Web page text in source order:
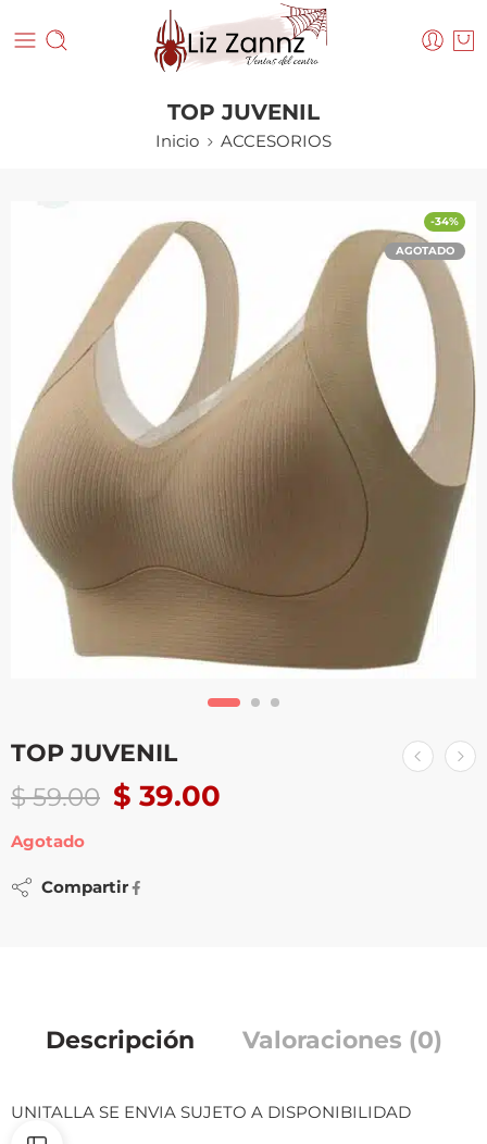
TOP JUVENIL
Inicio ACCESORIOS
-34%
AGOTADO
TOP JUVENIL
$59.00 $ 39.00
Agotado
Compartir
Descripción Valoraciones (0)
UNITALLA SE ENVIA SUJETO A DISPONIBILIDAD